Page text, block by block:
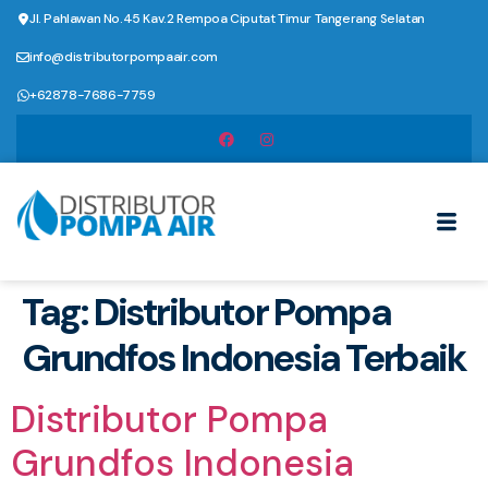
Jl. Pahlawan No.45 Kav.2 Rempoa Ciputat Timur Tangerang Selatan
info@distributorpompaair.com
+62878-7686-7759
Tag:Distributor Pompa
Grundfos Indonesia Terbaik
Distributor Pompa
Grundfos Indonesia